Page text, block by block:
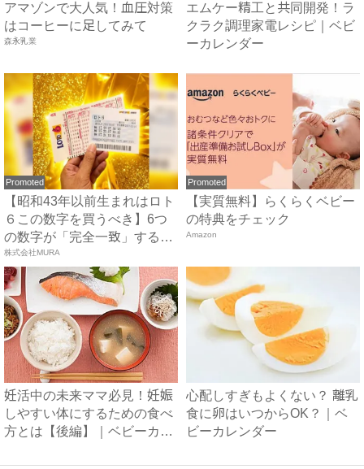
アマゾンで大人気！血圧対策
はコーヒーに足してみて
森永乳業
エムケー精工と共同開発！ラ
クラク調理家電レシピ｜ベビ
ーカレンダー
Promoted
【昭和43年以前生まれはロト
６この数字を買うべき】6つ
の数字が「完全一致」する
方...
株式会社MURA
Promoted
【実質無料】らくらくベビー
の特典をチェック
Amazon
妊活中の未来ママ必見！妊娠
しやすい体にするための食べ
方とは【後編】｜ベビーカレ
心配しすぎもよくない？ 離乳
食に卵はいつからOK？｜ベ
ビーカレンダー